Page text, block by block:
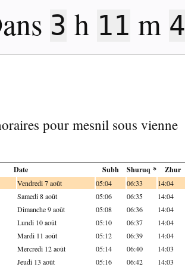
3 h 11 m
pour mesnil sous vienne
Date Subh Shuruq * Zhur
Vendredi 7 août 05:04 06:33 14:04
Samedi 8 août 05:06 06:35 14:04
Dimanche 9 août 05:08 06:36 14:04
Lundi 10 août 05:10 06:37 14:04
Mardi 11 août 05:12 06:39 14:04
Mercredi 12 août 05:14 06:40 14:03
Jeudi 13 août 05:16 06:42 14:03